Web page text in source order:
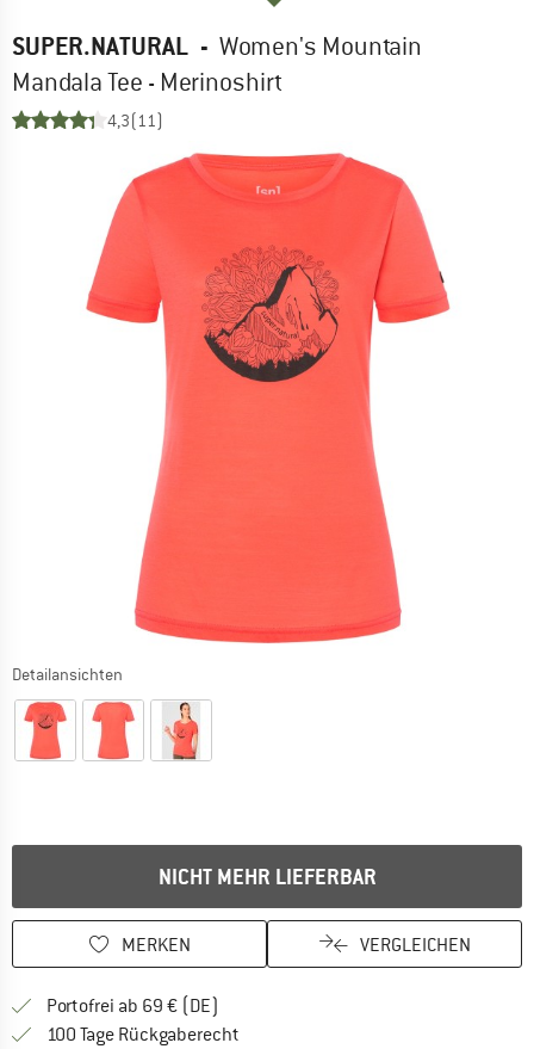
SUPER.NATURAL - Women's Mountain
Mandala Tee - Merinoshirt
4,3(11)
Detailansichten
NICHT MEHR LIEFERBAR
MERKEN VERGLEICHEN
Portofrei ab 69 € (DE)
100 Tage Rückgaberecht